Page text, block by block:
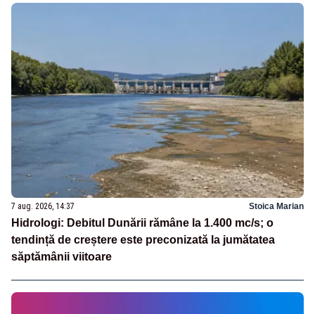
7 aug. 2026, 14:37 Stoica Marian
Hidrologi: Debitul Dunării rămâne la 1.400 mc/s; o
tendință de creștere este preconizată la jumătatea
săptămânii viitoare